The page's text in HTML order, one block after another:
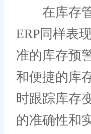
在库存管
ERP同样表
准的库存预
和便捷的库
时跟踪库存
的准确性和